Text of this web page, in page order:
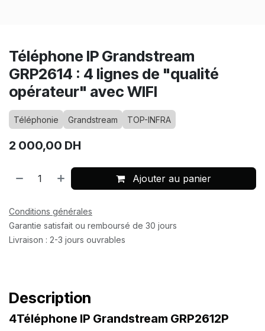
Téléphone IP Grandstream
GRP2614 : 4 lignes de "qualité
opérateur" avec WIFI
Téléphonie Grandstream TOP-INFRA
2 000,00 DH
Ajouter au panier
Conditions générales
Garantie satisfait ou remboursé de 30 jours
Livraison : 2-3 jours ouvrables
Description
4Téléphone IP Grandstream GRP2612P